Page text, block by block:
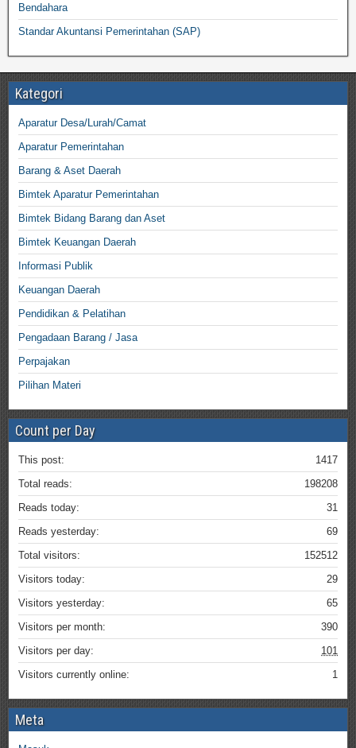
Bendahara
Standar Akuntansi Pemerintahan (SAP)
Kategori
Aparatur Desa/Lurah/Camat
Aparatur Pemerintahan
Barang & Aset Daerah
Bimtek Aparatur Pemerintahan
Bimtek Bidang Barang dan Aset
Bimtek Keuangan Daerah
Informasi Publik
Keuangan Daerah
Pendidikan & Pelatihan
Pengadaan Barang / Jasa
Perpajakan
Pilihan Materi
Count per Day
1417
This post:
198208
Total reads:
31
Reads today:
69
Reads yesterday:
152512
Total visitors:
29
Visitors today:
65
Visitors yesterday:
390
Visitors per month:
101
Visitors per day:
1
Visitors currently online:
Meta